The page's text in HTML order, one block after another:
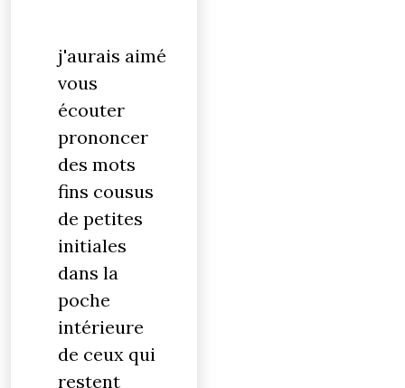
j'aurais aimé
vous
écouter
prononcer
des mots
fins cousus
de petites
initiales
dans la
poche
intérieure
de ceux qui
restent